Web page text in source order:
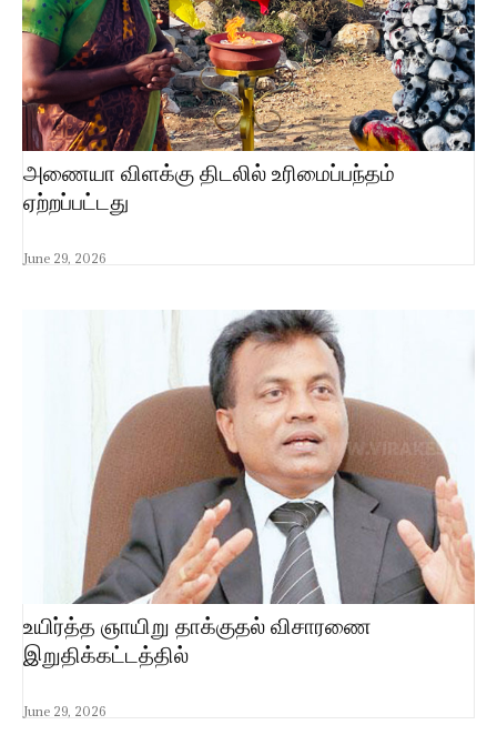
அணையா விளக்கு திடலில் உரிமைப்பந்தம்
ஏற்றப்பட்டது
June 29, 2026
உயிர்த்த ஞாயிறு தாக்குதல் விசாரணை
இறுதிக்கட்டத்தில்
June 29, 2026